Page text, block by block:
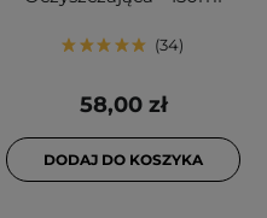
34
58,00 zł
DODAJ DO KOSZYKA